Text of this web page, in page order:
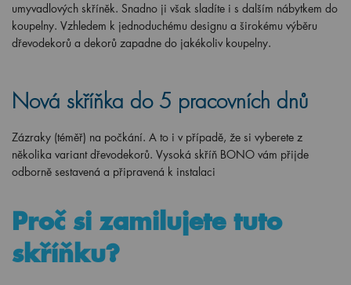
umyvadlových skříněk. Snadno ji však sladíte i s dalším nábytkem do
koupelny. Vzhledem k jednoduchému designu a širokému výběru
dřevodekorů a dekorů zapadne do jakékoliv koupelny.
Nová skříňka do 5 pracovních dnů
Zázraky (téměř) na počkání. A to i v případě, že si vyberete z
několika variant dřevodekorů. Vysoká skříň BONO vám přijde
odborně sestavená a připravená k instalaci
Proč si zamilujete tuto
skříňku?